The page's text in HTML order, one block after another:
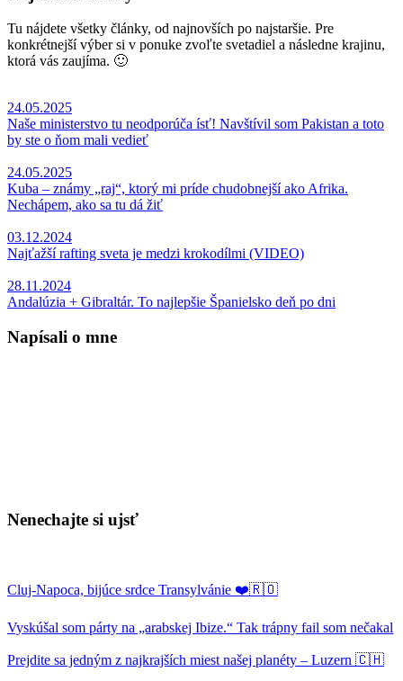
Tu nájdete všetky články, od najnovších po najstaršie. Pre
konkrétnejší výber si v ponuke zvoľte svetadiel a následne krajinu,
ktorá vás zaujíma. 🙂
24.05.2025
Naše ministerstvo tu neodporúča ísť! Navštívil som Pakistan a toto
by ste o ňom mali vedieť
24.05.2025
Kuba – známy „raj“, ktorý mi príde chudobnejší ako Afrika.
Nechápem, ako sa tu dá žiť
03.12.2024
Najťažší rafting sveta je medzi krokodílmi (VIDEO)
28.11.2024
Andalúzia + Gibraltár. To najlepšie Španielsko deň po dni
Napísali o mne
Nenechajte si ujsť
Cluj-Napoca, bijúce srdce Transylvánie ❤️🇷🇴
Vyskúšal som párty na „arabskej Ibize.“ Tak trápny fail som nečakal
Prejdite sa jedným z najkrajších miest našej planéty – Luzern 🇨🇭